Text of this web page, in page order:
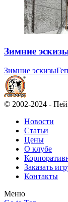
Зимние
Зимние эскизы
© 2002-2024 -
Новости
Статьи
Цены
О клубе
Заказать
Контакты
Меню